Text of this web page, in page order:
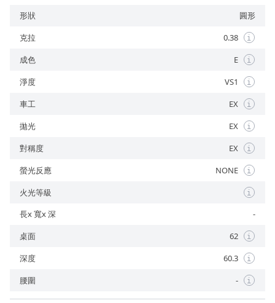
形狀
圓形
克拉
0.38 i
成色 E i
淨度 VS1 i
車工 EX i
拋光 EX i
對稱度 EX i
螢光反應 NONE i
火光等級 i
長x 寬x 深
-
桌面
62 i
深度 60.3 i
腰圍 - i